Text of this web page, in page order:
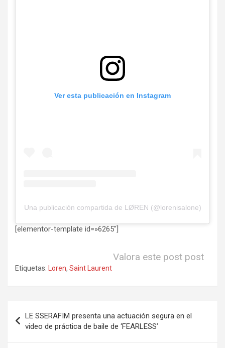
Ver esta publicación en Instagram
Una publicación compartida de LØREN (@lorenisalone)
[elementor-template id=»6265″]
Valora este post post
Etiquetas: Loren, Saint Laurent
de
entradas
LE SSERAFIM presenta una actuación segura en el
video de práctica de baile de ‘FEARLESS’